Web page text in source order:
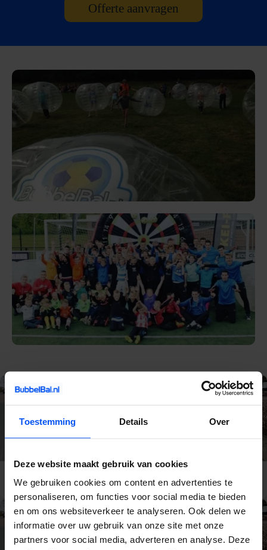
Toestemming Details Over
Deze website maakt gebruik van cookies
We gebruiken cookies om content en advertenties te
personaliseren, om functies voor social media te bieden
en om ons websiteverkeer te analyseren. Ook delen we
informatie over uw gebruik van onze site met onze
partners voor social media, adverteren en analyse. Deze
Offerte aanvragen
Gelderland